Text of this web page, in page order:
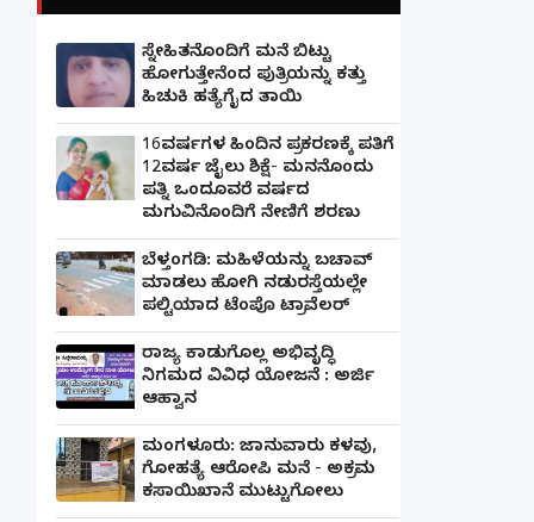
ಸ್ನೇಹಿತನೊಂದಿಗೆ ಮನೆ ಬಿಟ್ಟು
ಹೋಗುತ್ತೇನೆಂದ ಪುತ್ರಿಯನ್ನು ಕತ್ತು
ಹಿಚುಕಿ ಹತ್ಯೆಗೈದ ತಾಯಿ
16ವರ್ಷಗಳ ಹಿಂದಿನ ಪ್ರಕರಣಕ್ಕೆ ಪತಿಗೆ
12ವರ್ಷ ಜೈಲು ಶಿಕ್ಷೆ- ಮನನೊಂದು
ಪತ್ನಿ ಒಂದೂವರೆ ವರ್ಷದ
ಮಗುವಿನೊಂದಿಗೆ ನೇಣಿಗೆ ಶರಣು
ಬೆಳ್ತಂಗಡಿ: ಮಹಿಳೆಯನ್ನು ಬಚಾವ್
ಮಾಡಲು ಹೋಗಿ ನಡುರಸ್ತೆಯಲ್ಲೇ
ಪಲ್ಟಿಯಾದ ಟೆಂಪೊ ಟ್ರಾವೆಲರ್
ರಾಜ್ಯ ಕಾಡುಗೊಲ್ಲ ಅಭಿವೃದ್ಧಿ
ನಿಗಮದ ವಿವಿಧ ಯೋಜನೆ : ಅರ್ಜಿ
ಆಹ್ವಾನ
ಮಂಗಳೂರು: ಜಾನುವಾರು ಕಳವು,
ಗೋಹತ್ಯೆ ಆರೋಪಿ ಮನೆ - ಅಕ್ರಮ
ಕಸಾಯಿಖಾನೆ ಮುಟ್ಟುಗೋಲು